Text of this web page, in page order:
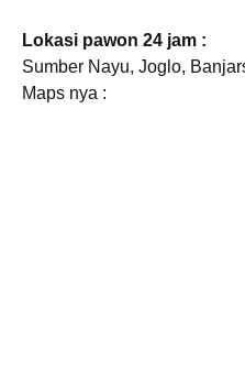
Lokasi pawon 24 jam :
Sumber Nayu, Joglo,
Maps nya :